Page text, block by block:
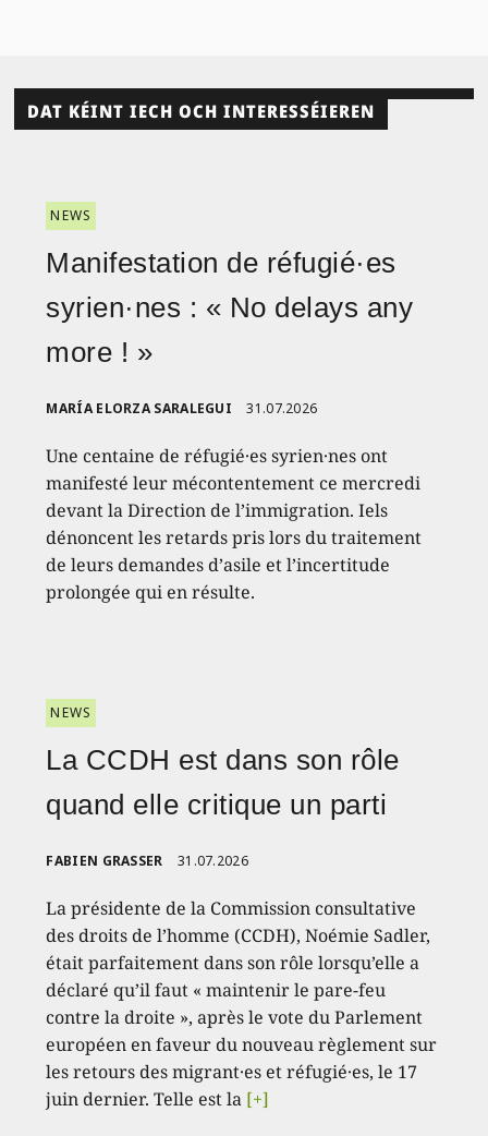
DAT KÉINT IECH OCH INTERESSÉIEREN
NEWS
Manifestation de réfugié·es
syrien·nes : « No delays any
more ! »
MARÍA ELORZA SARALEGUI 31.07.2026
Une centaine de réfugié·es syrien·nes ont
manifesté leur mécontentement ce mercredi
devant la Direction de l’immigration. Iels
dénoncent les retards pris lors du traitement
de leurs demandes d’asile et l’incertitude
prolongée qui en résulte.
NEWS
La CCDH est dans son rôle
quand elle critique un parti
FABIEN GRASSER 31.07.2026
La présidente de la Commission consultative
des droits de l’homme (CCDH), Noémie Sadler,
était parfaitement dans son rôle lorsqu’elle a
déclaré qu’il faut « maintenir le pare-feu
contre la droite », après le vote du Parlement
européen en faveur du nouveau règlement sur
les retours des migrant·es et réfugié·es, le 17
juin dernier. Telle est la [+]